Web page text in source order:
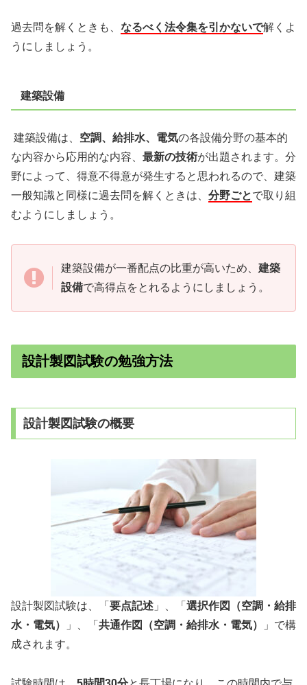
過去問を解くときも、 なるべく法令集を引かないで解くよ
うにしましょう。
建築設備
建築設備は、 空調、給排水、電気の各設備分野の基本的
な内容から応用的な内容、 最新の技術が出題されます。分
野によって、得意不得意が発生すると思われるので、建築
一般知識と同様に過去問を解くときは、 分野ごとで取り組
むようにしましょう。
建築設備が一番配点の比重が高いため、 建築
設備で高得点をとれるようにしましょう。
設計製図試験の勉強方法
設計製図試験の概要
設計製図試験は、「 要点記述 」、「 選択作図（空調・給排
水・電気）
」、「 共通作図（空調・ 給排水・電気）
」で構
成されます。